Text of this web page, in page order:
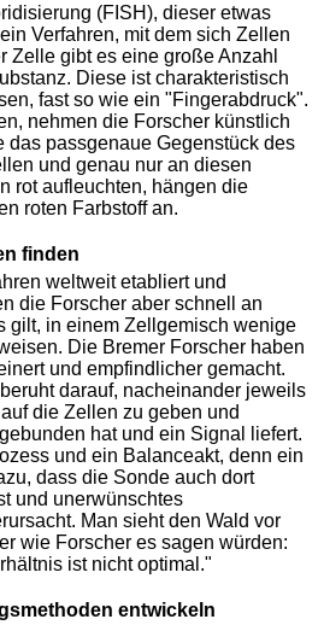
(FISH), dieser etwas
Verfahren, mit dem sich Zellen
Zelle gibt es eine große Anzahl
Diese ist charakteristisch
fast so wie ein "Fingerabdruck".
nehmen die Forscher künstlich
das passgenaue Gegenstück des
und genau nur an diesen
rot aufleuchten, hängen die
roten Farbstoff an.
finden
weltweit etabliert und
die Forscher aber schnell an
gilt, in einem Zellgemisch wenige
Die Bremer Forscher haben
und empfindlicher gemacht.
darauf, nacheinander jeweils
die Zellen zu geben und
hat und ein Signal liefert.
und ein Balanceakt, denn ein
dass die Sonde auch dort
und unerwünschtes
Man sieht den Wald vor
wie Forscher es sagen würden:
ist nicht optimal."
entwickeln